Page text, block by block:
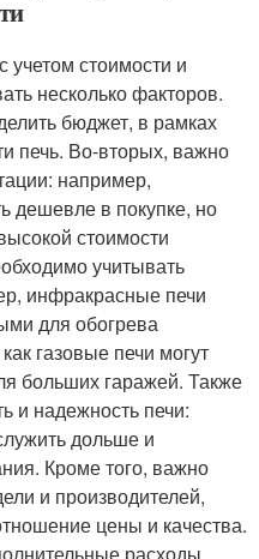
стоимости и
несколько факторов.
бюджет, в рамках
печь. Во-вторых, важно
например,
дешевле в покупке, но
стоимости
учитывать
инфракрасные печи
для обогрева
газовые печи могут
больших гаражей. Также
и надежность печи:
дольше и
Кроме того, важно
и производителей,
цены и качества.